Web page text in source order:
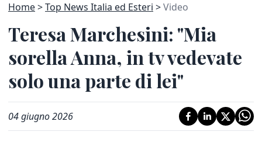
Home Top News Italia ed Esteri Video
Teresa Marchesini: "Mia
sorella Anna, in tv vedevate
solo una parte di lei"
04 giugno 2026